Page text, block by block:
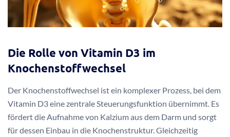
Die Rolle von Vitamin D3 im
Knochenstoffwechsel
Der Knochenstoffwechsel ist ein komplexer Prozess, bei dem
Vitamin D3 eine zentrale Steuerungsfunktion übernimmt. Es
fördert die Aufnahme von Kalzium aus dem Darm und sorgt
für dessen Einbau in die Knochenstruktur. Gleichzeitig